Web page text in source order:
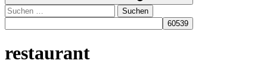
Suchen
nach:
restaurant